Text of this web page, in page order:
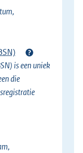
k
is een uniek
die